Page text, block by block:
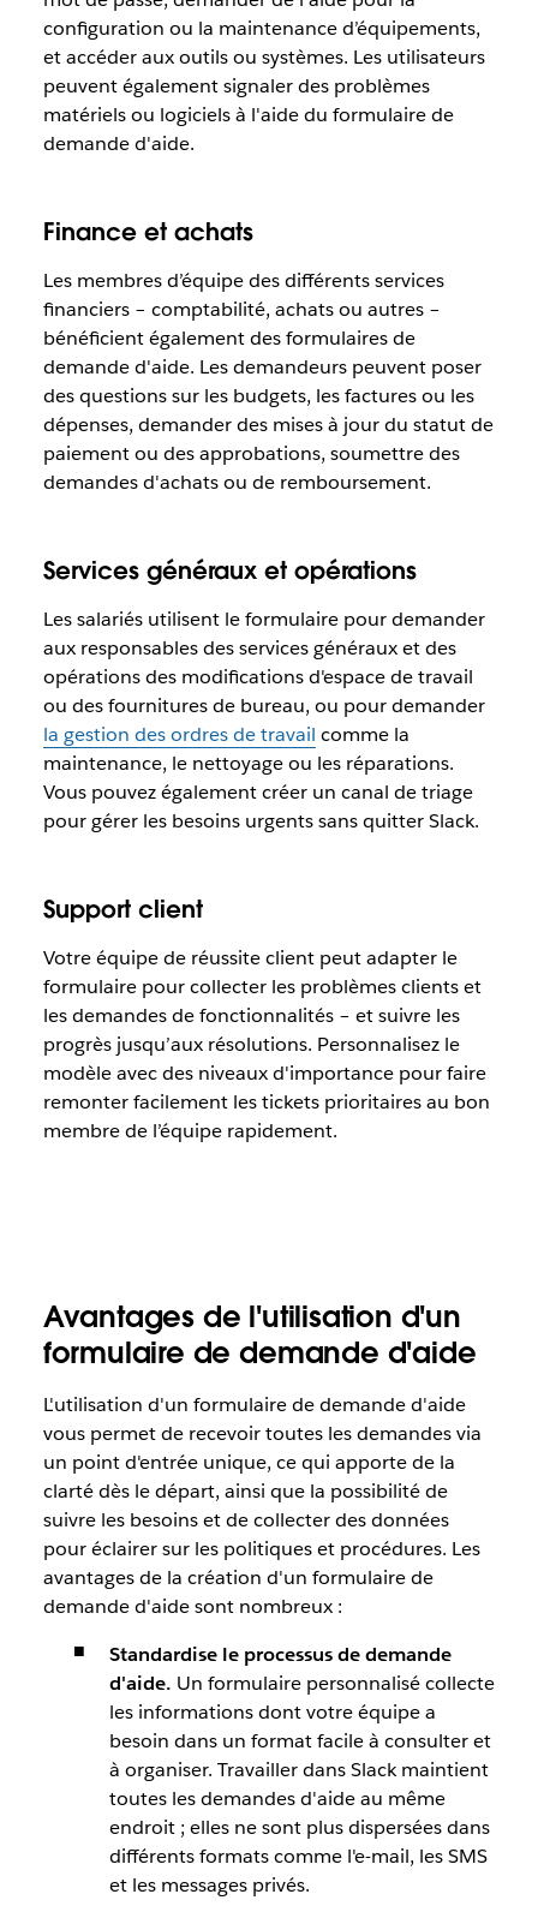
configuration ou la maintenance d’équipements,
et accéder aux outils ou systèmes. Les utilisateurs
peuvent également signaler des problèmes
matériels ou logiciels à l'aide du formulaire de
demande d'aide.
Finance et achats
Les membres d’équipe des différents services
financiers – comptabilité, achats ou autres –
bénéficient également des formulaires de
demande d'aide. Les demandeurs peuvent poser
des questions sur les budgets, les factures ou les
dépenses, demander des mises à jour du statut de
paiement ou des approbations, soumettre des
demandes d'achats ou de remboursement.
Services généraux et opérations
Les salariés utilisent le formulaire pour demander
aux responsables des services généraux et des
opérations des modifications d'espace de travail
ou des fournitures de bureau, ou pour demander
la gestion des ordres de travail comme la
maintenance, le nettoyage ou les réparations.
Vous pouvez également créer un canal de triage
pour gérer les besoins urgents sans quitter Slack.
Support client
Votre équipe de réussite client peut adapter le
formulaire pour collecter les problèmes clients et
les demandes de fonctionnalités – et suivre les
progrès jusqu’aux résolutions. Personnalisez le
modèle avec des niveaux d'importance pour faire
remonter facilement les tickets prioritaires au bon
membre de l’équipe rapidement.
Avantages de l'utilisation d'un
formulaire de demande d'aide
L'utilisation d'un formulaire de demande d'aide
vous permet de recevoir toutes les demandes via
un point d'entrée unique, ce qui apporte de la
clarté dès le départ, ainsi que la possibilité de
suivre les besoins et de collecter des données
pour éclairer sur les politiques et procédures. Les
avantages de la création d'un formulaire de
demande d'aide sont nombreux :
Standardise le processus de demande
d'aide. Un formulaire personnalisé collecte
les informations dont votre équipe a
besoin dans un format facile à consulter et
à organiser. Travailler dans Slack maintient
toutes les demandes d'aide au même
endroit ; elles ne sont plus dispersées dans
différents formats comme l'e-mail, les SMS
et les messages privés.